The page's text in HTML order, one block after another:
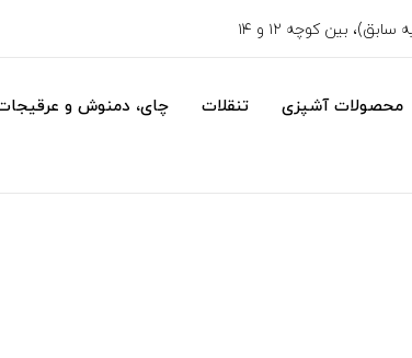
بین کوچه ۱۲ و ۱۴
محصولات آشپزی تنقلات چای، دمنوش و